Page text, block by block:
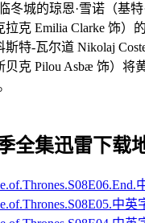
城的琼恩·雪诺（基
克 Emilia Clarke 饰）
特-瓦尔道 Nikolaj
贝克 Pilou Asbæ 饰）将
集迅雷下载地
中